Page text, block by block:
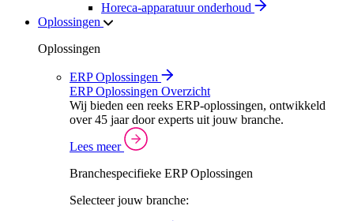
Horeca-apparatuur onderhoud
Oplossingen
Oplossingen
ERP Oplossingen
ERP Oplossingen Overzicht
Wij bieden een reeks ERP-oplossingen, ontwikkeld
over 45 jaar door experts uit jouw branche.
Lees meer
Branchespecifieke ERP Oplossingen
Selecteer jouw branche: